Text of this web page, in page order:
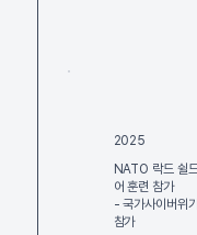
2025
NATO 락드 쉴
어 훈련 참가
- 국가사이버위
참가